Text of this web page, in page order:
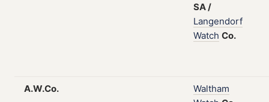
SA/
Langendorf
Watch Co.
A.W.Co.
Waltham